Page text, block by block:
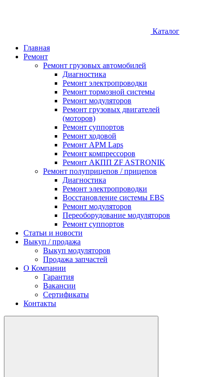
Каталог
Главная
Ремонт
Ремонт грузовых автомобилей
Диагностика
Ремонт электропроводки
Ремонт тормозной системы
Ремонт модуляторов
Ремонт грузовых двигателей
(моторов)
Ремонт суппортов
Ремонт ходовой
Ремонт APM Laps
Ремонт компрессоров
Ремонт АКПП ZF ASTRONIK
Ремонт полуприцепов / прицепов
Диагностика
Ремонт электропроводки
Восстановление системы EBS
Ремонт модуляторов
Переоборудование модуляторов
Ремонт суппортов
Статьи и новости
Выкуп / продажа
Выкуп модуляторов
Продажа запчастей
О Компании
Гарантия
Вакансии
Сертификаты
Контакты